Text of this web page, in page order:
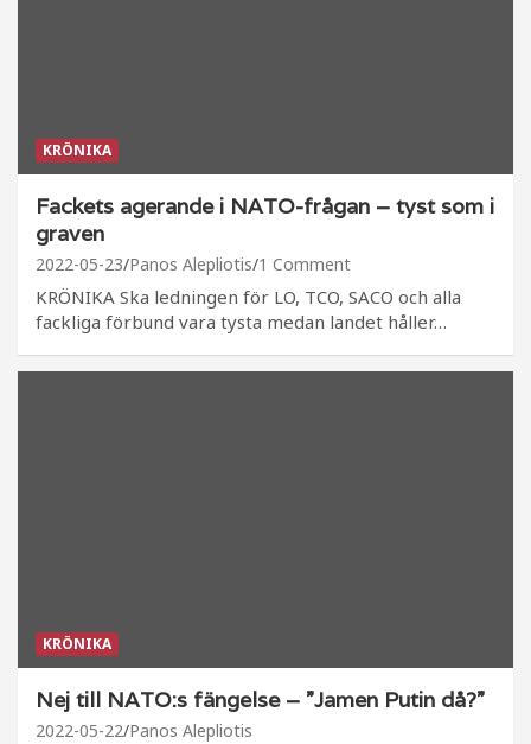
KRÖNIKA
Fackets agerande i NATO-frågan – tyst som i
graven
2022-05-23 Panos Alepliotis 1 Comment
KRÖNIKA Ska ledningen för LO, TCO, SACO och alla
fackliga förbund vara tysta medan landet håller…
KRÖNIKA
Nej till NATO:s fängelse – ”Jamen Putin då?”
2022-05-22 Panos Alepliotis